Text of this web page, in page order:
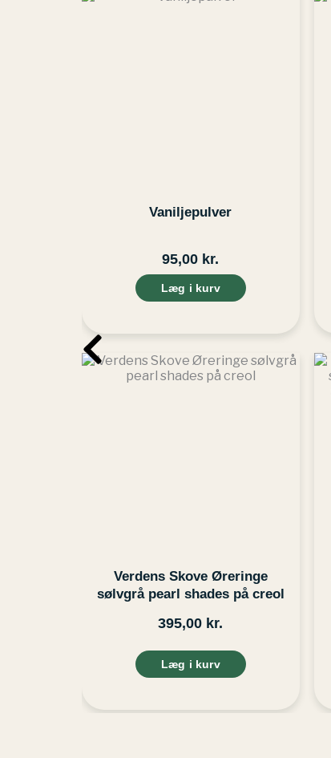
Vaniljepulver
95,00 kr.
Læg i kurv
Verdens Skove Øreringe
sølvgrå pearl shades på creol
395,00 kr.
Læg i kurv